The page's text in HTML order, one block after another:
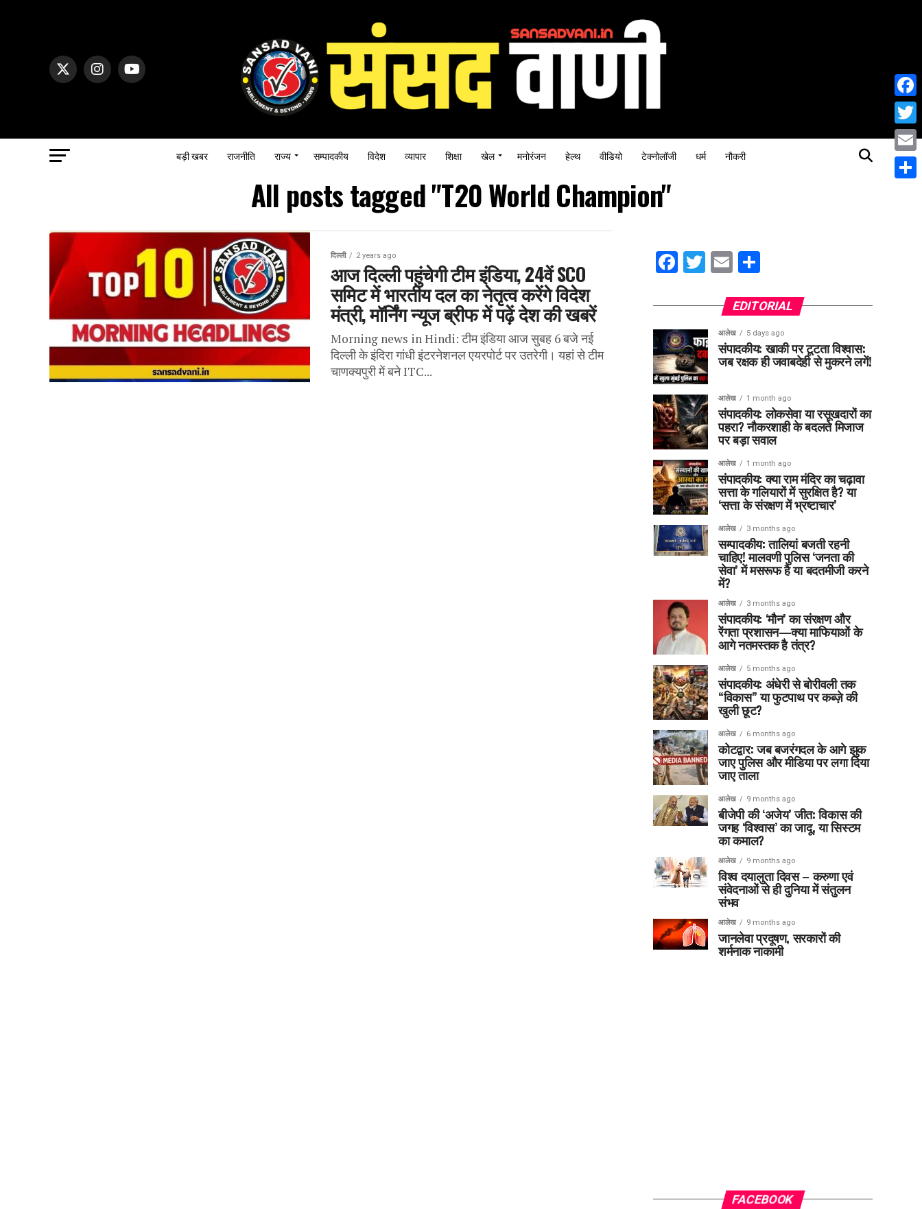
बड़ी खबर राजनीति राज्य सम्पादकीय विदेश व्यापार शिक्षा खेल मनोरंजन हेल्थ वीडियो टेक्नोलॉजी धर्म नौकरी
All posts tagged "T20 World Champion"
दिल्ली 2 years ago
आज दिल्ली पहुंचेगी टीम इंडिया, 24वें SCO
समिट में भारतीय दल का नेतृत्व करेंगे विदेश
मंत्री, मॉर्निंग न्यूज ब्रीफ में पढ़ें देश की खबरें
Morning news in Hindi: टीम इंडिया आज सुबह 6 बजे नई
दिल्ली के इंदिरा गांधी इंटरनेशनल एयरपोर्ट पर उतरेगी। यहां से टीम
चाणक्यपुरी में बने ITC...
Facebook
Twitter
Email
EDITORIAL
आलेख 5 days ago
संपादकीय: खाकी पर टूटता विश्वास:
जब रक्षक ही जवाबदेही से मुकरने लगें!
आलेख 1 month ago
संपादकीय: लोकसेवा या रसूखदारों का
पहरा? नौकरशाही के बदलते मिजाज
पर बड़ा सवाल
आलेख 1 month ago
संपादकीय: क्या राम मंदिर का चढ़ावा
सत्ता के गलियारों में सुरक्षित है? या
‘सत्ता के संरक्षण में भ्रष्टाचार’
आलेख 3 months ago
सम्पादकीय: तालियां बजती रहनी
चाहिए! मालवणी पुलिस ‘जनता की
सेवा’ में मसरूफ है या बदतमीजी करने
में?
आलेख 3 months ago
संपादकीय: ‘मौन’ का संरक्षण और
रेंगता प्रशासन—क्या माफियाओं के
आगे नतमस्तक है तंत्र?
आलेख 5 months ago
संपादकीय: अंधेरी से बोरीवली तक
“विकास” या फुटपाथ पर कब्ज़े की
खुली छूट?
आलेख 6 months ago
कोटद्वार: जब बजरंगदल के आगे झुक
जाए पुलिस और मीडिया पर लगा दिया
जाए ताला
आलेख 9 months ago
बीजेपी की ‘अजेय’ जीत: विकास की
जगह ‘विश्वास’ का जादू, या सिस्टम
का कमाल?
आलेख 9 months ago
विश्व दयालुता दिवस – करुणा एवं
संवेदनाओं से ही दुनिया में संतुलन
संभव
आलेख 9 months ago
जानलेवा प्रदूषण, सरकारों की
शर्मनाक नाकामी
FACEBOOK
Email